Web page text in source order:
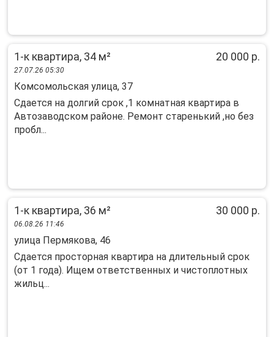
1-к квартира, 34 м² 20 000 р.
27.07.26 05:30
Комсомольская улица, 37
Сдается на долгий срок ,1 комнатная квартира в
Автозаводском районе. Ремонт старенький ,но без
пробл...
1-к квартира, 36 м² 30 000 р.
06.08.26 11:46
улица Пермякова, 46
Сдается просторная квартира на длительный срок
(от 1 года). Ищем ответственных и чистоплотных
жильц...